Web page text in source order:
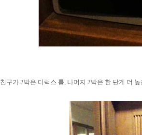
친구가 2박은 디럭스 룸, 나머지 2박은 한 단계 더